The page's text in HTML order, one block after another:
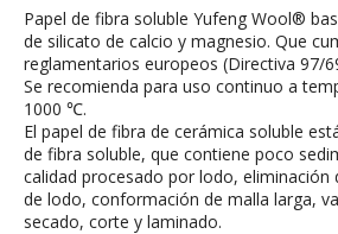
Papel de fibra soluble Yufeng Wool®
de silicato de calcio y magnesio. Que
reglamentarios europeos (Directiva 97/
Se recomienda para uso continuo a
1000 ℃.
El papel de fibra de cerámica soluble
de fibra soluble, que contiene poco
calidad procesado por lodo, eliminación
de lodo, conformación de malla larga,
secado, corte y laminado.